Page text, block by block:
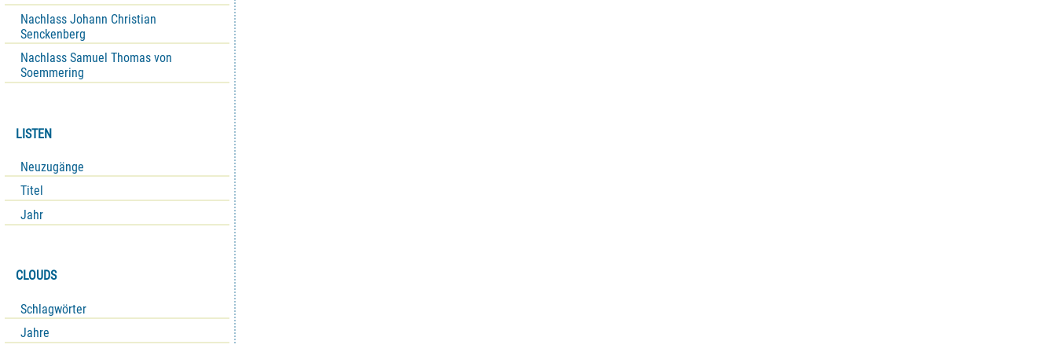
Nachlass Johann Christian
Senckenberg
Nachlass Samuel Thomas von
Soemmering
LISTEN
Neuzugänge
Titel
Jahr
CLOUDS
Schlagwörter
Jahre